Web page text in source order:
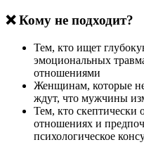
❌ Кому не подходит?
Тем, кто ищет
эмоциональных
отношениями
Женщинам, которые
ждут, что мужчины
Тем, кто скептически
отношениях и
психологическое